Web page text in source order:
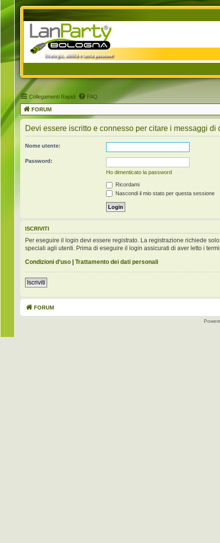
Collegamenti Rapidi FAQ
FORUM
Devi essere iscritto e connesso per citare i messaggi di
Nome utente:
Password:
Ho dimenticato la password
Ricordami
Nascondi il mio stato per questa sessione
ISCRIVITI
Per eseguire il login devi essere registrato. La registrazione richiede
speciali agli utenti. Prima di eseguire il login assicurati di aver letto i
Condizioni d’uso | Trattamento dei dati personali
Iscriviti
FORUM